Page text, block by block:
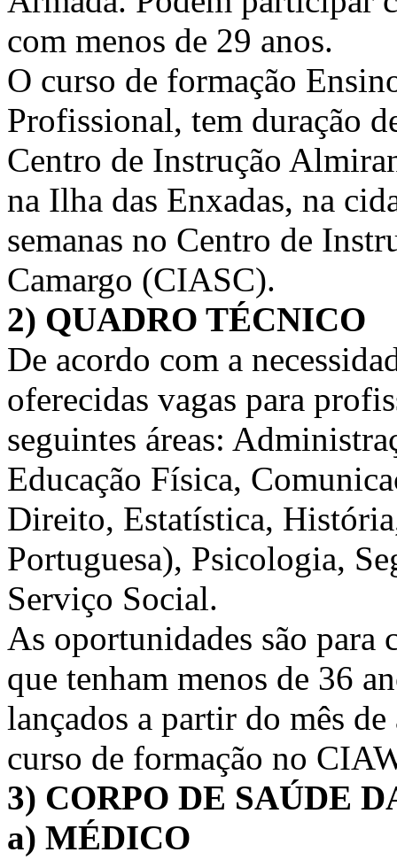
com menos de 29 anos.
O curso de formação
Profissional, tem duração
Centro de Instrução
na Ilha das Enxadas, na
semanas no Centro de
Camargo (CIASC).
2) QUADRO TÉCNICO
De acordo com a
oferecidas vagas para
seguintes áreas:
Educação Física,
Direito, Estatística,
Portuguesa), Psicologia,
Serviço Social.
As oportunidades são para
que tenham menos de 36
lançados a partir do mês
curso de formação no
3) CORPO DE SAÚDE
a) MÉDICO